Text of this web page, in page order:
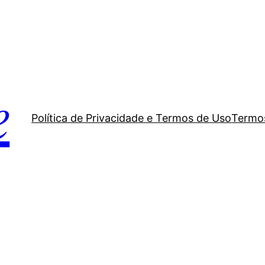
Política de Privacidade e Termos de Uso